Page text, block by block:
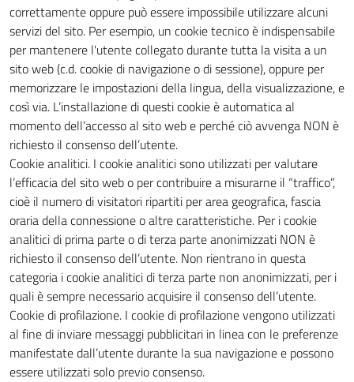
correttamente oppure può essere impossibile utilizzare alcuni
servizi del sito. Per esempio, un cookie tecnico è indispensabile
per mantenere l'utente collegato durante tutta la visita a un
sito web (c.d. cookie di navigazione o di sessione), oppure per
memorizzare le impostazioni della lingua, della visualizzazione, e
così via. L’installazione di questi cookie è automatica al
momento dell’accesso al sito web e perché ciò avvenga NON è
richiesto il consenso dell’utente.
Cookie analitici. I cookie analitici sono utilizzati per valutare
l’efficacia del sito web o per contribuire a misurarne il “traffico”,
cioè il numero di visitatori ripartiti per area geografica, fascia
oraria della connessione o altre caratteristiche. Per i cookie
analitici di prima parte o di terza parte anonimizzati NON è
richiesto il consenso dell’utente. Non rientrano in questa
categoria i cookie analitici di terza parte non anonimizzati, per i
quali è sempre necessario acquisire il consenso dell’utente.
Cookie di profilazione. I cookie di profilazione vengono utilizzati
al fine di inviare messaggi pubblicitari in linea con le preferenze
manifestate dall’utente durante la sua navigazione e possono
essere utilizzati solo previo consenso.